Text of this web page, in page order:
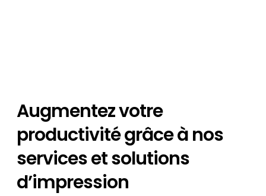
Augmentez votre
productivité grâce à nos
services et solutions
d’impression